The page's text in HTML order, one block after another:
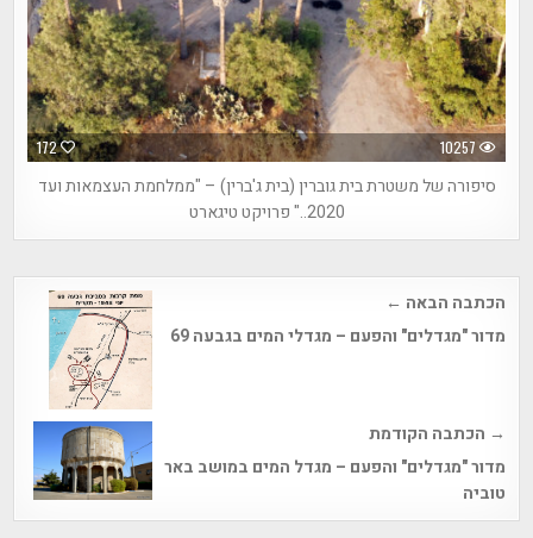
172 10257
סיפורה של משטרת בית גוברין (בית ג'ברין) – "ממלחמת העצמאות ועד
2020.." פרויקט טיגארט
Post
navigation
הכתבה הבאה ←
מדור "מגדלים" והפעם – מגדלי המים בגבעה 69
→ הכתבה הקודמת
מדור "מגדלים" והפעם – מגדל המים במושב באר
טוביה